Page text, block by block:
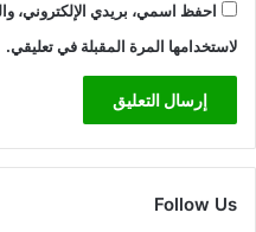
احفظ اسمي، بريدي الإلكتروني،
لاستخدامها المرة المقبلة في تعليقي.
Follow Us